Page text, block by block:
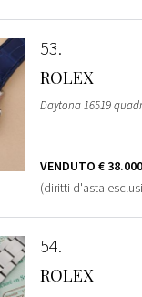
53
ROLEX
Daytona 16519
VENDUTO € 38.000
(diritti d'asta
54
ROLEX